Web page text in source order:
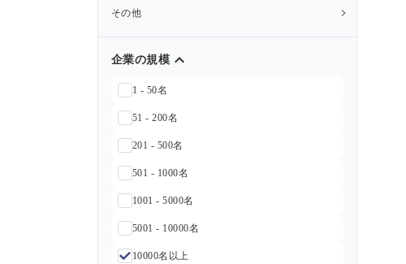
その他
企業の規模
1 - 50名
51 - 200名
201 - 500名
501 - 1000名
1001 - 5000名
5001 - 10000名
10000名以上